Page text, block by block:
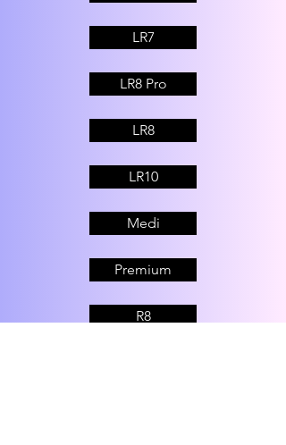
LR7
LR8 Pro
LR8
LR10
Medi
Premium
R8